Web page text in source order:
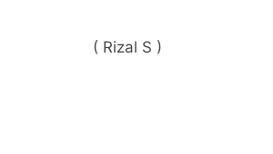
( Rizal S )